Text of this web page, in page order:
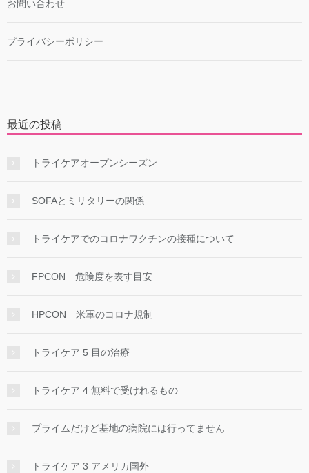
お問い合わせ
プライバシーポリシー
最近の投稿
トライケアオープンシーズン
SOFAとミリタリーの関係
トライケアでのコロナワクチンの接種について
FPCON 危険度を表す目安
HPCON 米軍のコロナ規制
トライケア 5 目の治療
トライケア 4 無料で受けれるもの
プライムだけど基地の病院には行ってません
トライケア 3 アメリカ国外